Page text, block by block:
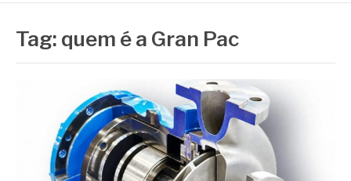
Tag: quem é a Gran Pac